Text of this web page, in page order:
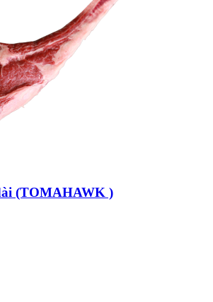
NHÚNG LẨU, MẺ,
TÁI CHANH NGON
HƠN, DỄ DÀNG
Chính sách phí giao
(TOMAHAWK )